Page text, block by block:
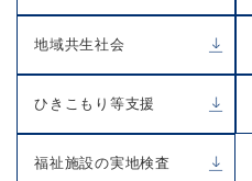
地域共生社会
ひきこもり等支援
福祉施設の実地検査